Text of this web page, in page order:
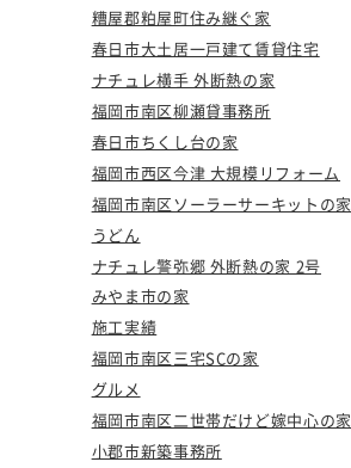
糟屋郡粕屋町住み継ぐ家
春日市大土居一戸建て賃貸住宅
ナチュレ横手 外断熱の家
福岡市南区柳瀬貸事務所
春日市ちくし台の家
福岡市西区今津 大規模リフォーム
福岡市南区ソーラーサーキットの家
うどん
ナチュレ警弥郷 外断熱の家 2号
みやま市の家
施工実績
福岡市南区三宅SCの家
グルメ
福岡市南区二世帯だけど嫁中心の家
小郡市新築事務所